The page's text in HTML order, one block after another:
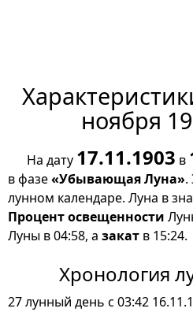
ноября
На дату 17.11.1903 в
в фазе«Убывающая Луна».
лунном календаре. Луна в
Процент освещенности
Луны в 04:58, а закат в 15:24.
Хронология
27 лунный день с 03:42